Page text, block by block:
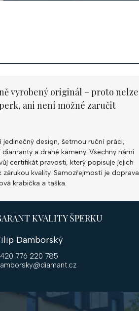
vyrobený originál – proto nelze
ani není možné zaručit
jedinečný design, šetrnou ruční práci,
a drahé kameny. Všechny námi
certifikát pravosti, který popisuje jejich
zárukou kvality. Samozřejmostí je doprava
krabička a taška.
KVALITY ŠPERKU
Damborský
776 220 785